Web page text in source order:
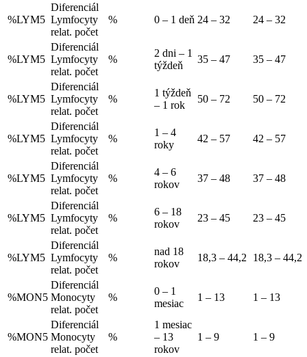
%LYM5
Diferenciál
Lymfocyty
relat. počet
% 0 – 1 deň 24 – 32 24 – 32
%LYM5
Diferenciál
Lymfocyty
relat. počet
%
2 dni – 1
týždeň
35 – 47 35 – 47
%LYM5
Diferenciál
Lymfocyty
relat. počet
%
1 týždeň
– 1 rok
50 – 72 50 – 72
%LYM5
Diferenciál
Lymfocyty
relat. počet
%
1 – 4
roky
42 – 57 42 – 57
%LYM5
Diferenciál
Lymfocyty
relat. počet
%
4 – 6
rokov
37 – 48 37 – 48
%LYM5
Diferenciál
Lymfocyty
relat. počet
%
6 – 18
rokov
23 – 45 23 – 45
%LYM5
Diferenciál
Lymfocyty
relat. počet
%
nad 18
rokov
18,3 – 44,2 18,3 – 44,2
%MON5
Diferenciál
Monocyty
relat. počet
%
0 – 1
mesiac
1 – 13 1 – 13
%MON5
Diferenciál
Monocyty
relat. počet
%
1 mesiac
– 13
rokov
1 – 9 1 – 9